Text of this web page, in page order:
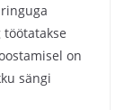
on
sängi